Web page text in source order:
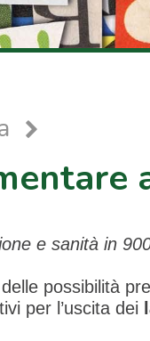
e sanità in
possibilità
per l’uscita dei